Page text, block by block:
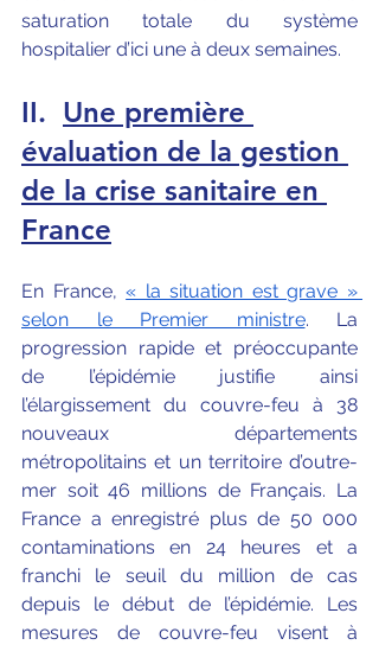
saturation totale du système
hospitalier d’ici une à deux semaines.
II. Une première
évaluation de la gestion
de la crise sanitaire en
France
En France, « la situation est grave »
selon le Premier ministre. La
progression rapide et préoccupante
de l’épidémie justifie ainsi
l’élargissement du couvre-feu à 38
nouveaux départements
métropolitains et un territoire d’outre-
mer soit 46 millions de Français. La
France a enregistré plus de 50 000
contaminations en 24 heures et a
franchi le seuil du million de cas
depuis le début de l’épidémie. Les
mesures de couvre-feu visent à